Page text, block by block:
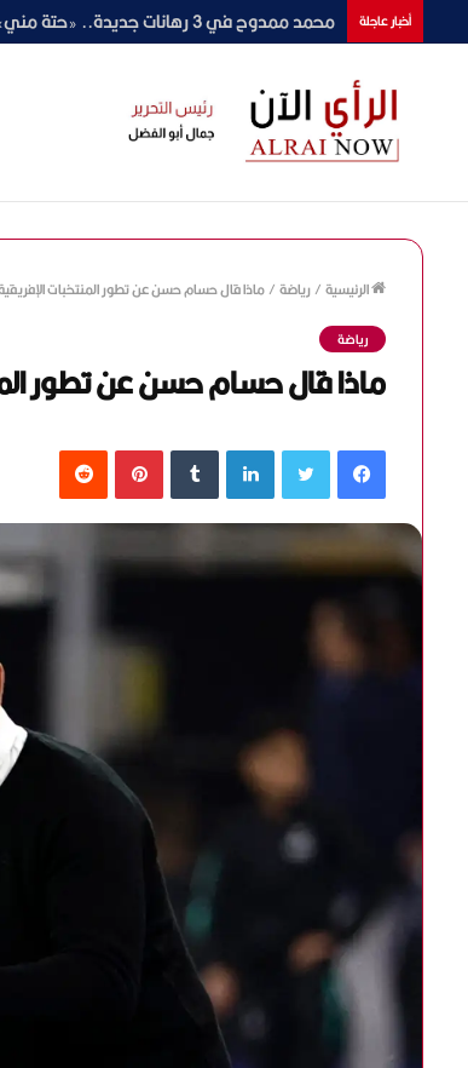
أخبار عاجلة محمود حمدان يفاجئ الجمهور بمشروعين جديدين.. «ونس» لرمضان
الرئيسية/رياضة/ماذا قال حسام حسن عن تطور المنتخبات
رياضة
ماذا قال حسام حسن عن تطور
فيسبوك لينكدإن بينتيريست